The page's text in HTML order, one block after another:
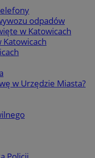
odpadów
w Katowicach
Katowicach
w Urzędzie Miasta?